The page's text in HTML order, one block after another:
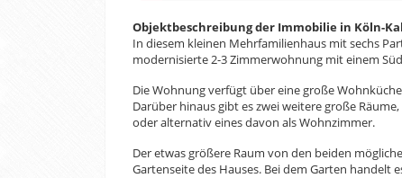
Objektbeschreibung der Immobilie in Köln-
In diesem kleinen Mehrfamilienhaus mit sechs
modernisierte 2-3 Zimmerwohnung mit einem
Die Wohnung verfügt über eine große
Darüber hinaus gibt es zwei weitere große
oder alternativ eines davon als Wohnzimmer.
Der etwas größere Raum von den beiden
Gartenseite des Hauses. Bei dem Garten handelt